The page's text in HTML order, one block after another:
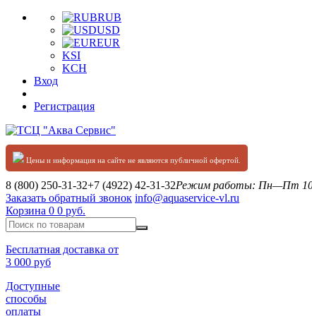
RUB
USD
EUR
KSI
KCH
Вход
Регистрация
Цены и информация на сайте не являются публичной офертой.
8 (800) 250-31-32+7 (4922) 42-31-32Режим работы: Пн—Пт
Заказать обратный звонок info@aquaservice-vl.ru
Корзина 0 0 руб.
Бесплатная доставка от
3 000 руб
Доступные
способы
оплаты